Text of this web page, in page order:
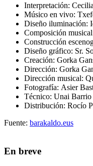
Interpretación:
Músico en vivo:
Diseño iluminación:
Composición
Construcción
Diseño gráfico: Sr.
Creación: Gorka
Dirección: Gorka
Dirección musical:
Fotografía: Asier
Técnico: Unai Barrio
Distribución: Rocío
Fuente: barakaldo.eus
En breve